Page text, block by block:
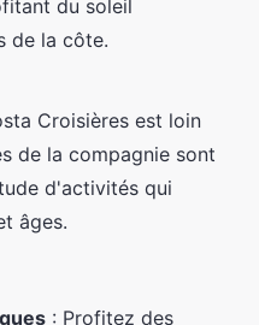
du soleil
de la côte.
Croisières est loin
de la compagnie sont
d'activités qui
âges.
: Profitez des